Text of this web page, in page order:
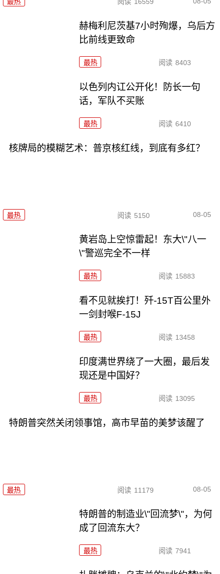
最热 阅读 16559
赫梅利尼茨基7小时殉爆，乌后方
比前线更致命
最热 阅读 8403
以色列内讧公开化！防长一句
话，军队不买账
最热 阅读 6410
核牌局的模糊艺术：普京核红线，到底有多红？
最热 阅读 5150 08-05
黄岩岛上空惊雷起！东大\"八一
\"警巡完全不一样
最热 阅读 15883
看不见就挨打！歼-15T百公里外
一剑封喉F-15J
最热 阅读 13458
印度满世界绕了一大圈，最后发
现还是中国好？
最热 阅读 13095
特朗普突然关闭领事馆，高市早苗的美梦该醒了
最热 阅读 11179 08-05
特朗普的制造业\"回流梦\"，为何
成了回流东大？
最热 阅读 7941